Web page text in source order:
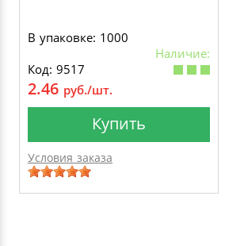
В упаковке: 1000
Наличие:
Код: 9517
2.46 руб./шт.
Купить
Условия заказа